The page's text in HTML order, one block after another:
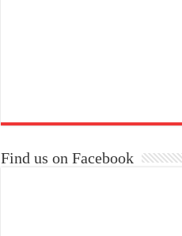
Find us on Facebook